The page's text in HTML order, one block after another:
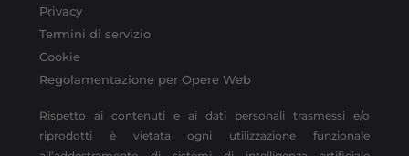
Privacy
Termini di servizio
Cookie
Regolamentazione per Opere Web
Rispetto ai contenuti e ai dati personali trasmessi e/o
riprodotti è vietata ogni utilizzazione funzionale